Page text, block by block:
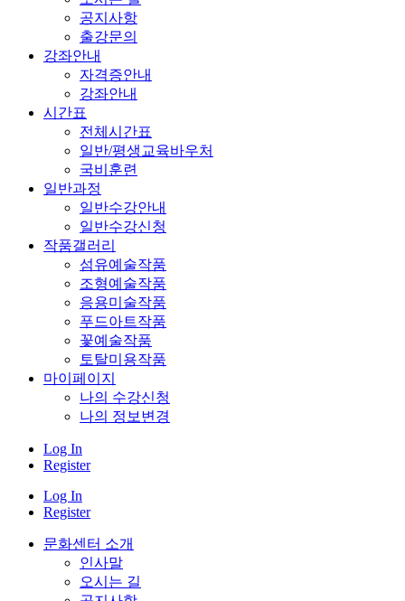
공지사항
출강문의
강좌안내
자격증안내
강좌안내
시간표
전체시간표
일반/평생교육바우처
국비훈련
일반과정
일반수강안내
일반수강신청
작품갤러리
섬유예술작품
조형예술작품
응용미술작품
푸드아트작품
꽃예술작품
토탈미용작품
마이페이지
나의 수강신청
나의 정보변경
Log In
Register
Log In
Register
문화센터 소개
인사말
오시는 길